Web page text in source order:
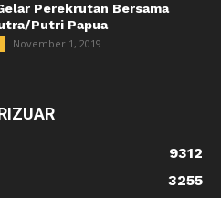
Perekrutan Bersama
Putri Papua
November 1, 2019
9312
3255